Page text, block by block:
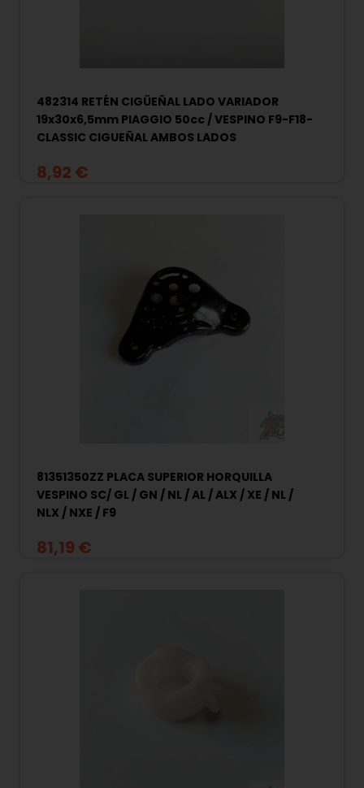
482314 RETÉN CIGÜEÑAL LADO VARIADOR
19x30x6,5mm PIAGGIO 50cc / VESPINO F9-F18-
CLASSIC CIGUEÑAL AMBOS LADOS
8,92 €
81351350ZZ PLACA SUPERIOR HORQUILLA
VESPINO SC/ GL / GN / NL / AL / ALX / XE / NL /
NLX / NXE / F9
81,19 €